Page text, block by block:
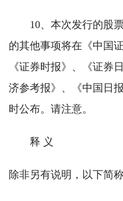
10、本次发行的股票
的其他事项将在《中国
《证券时报》、《证券
济参考报》、《中国日
时公布。请注意。
释 义
除非另有说明，以下简